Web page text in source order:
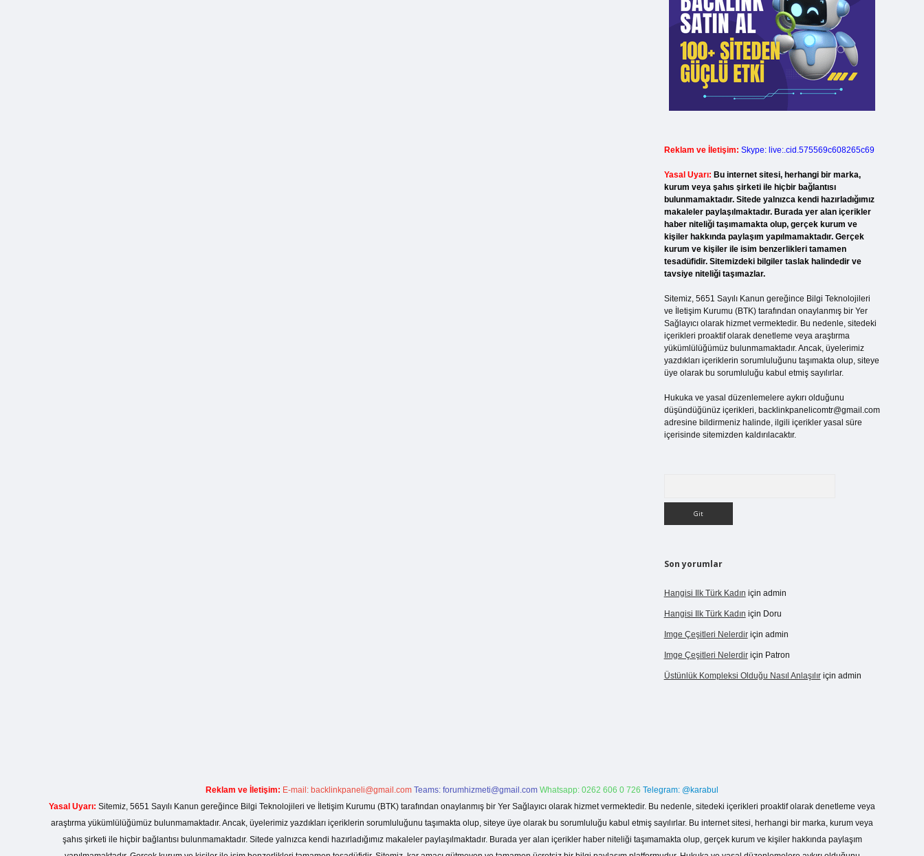
Reklam ve İletişim: Skype: live:.cid.575569c608265c69
Yasal Uyarı: Bu internet sitesi, herhangi bir marka,
kurum veya şahıs şirketi ile hiçbir bağlantısı
bulunmamaktadır. Sitede yalnızca kendi hazırladığımız
makaleler paylaşılmaktadır. Burada yer alan içerikler
haber niteliği taşımamakta olup, gerçek kurum ve
kişiler hakkında paylaşım yapılmamaktadır. Gerçek
kurum ve kişiler ile isim benzerlikleri tamamen
tesadüfidir. Sitemizdeki bilgiler taslak halindedir ve
tavsiye niteliği taşımazlar.
Sitemiz, 5651 Sayılı Kanun gereğince Bilgi Teknolojileri
ve İletişim Kurumu (BTK) tarafından onaylanmış bir Yer
Sağlayıcı olarak hizmet vermektedir. Bu nedenle, sitedeki
içerikleri proaktif olarak denetleme veya araştırma
yükümlülüğümüz bulunmamaktadır. Ancak, üyelerimiz
yazdıkları içeriklerin sorumluluğunu taşımakta olup, siteye
üye olarak bu sorumluluğu kabul etmiş sayılırlar.
Hukuka ve yasal düzenlemelere aykırı olduğunu
düşündüğünüz içerikleri, backlinkpanelicomtr@gmail.com
adresine bildirmeniz halinde, ilgili içerikler yasal süre
içerisinde sitemizden kaldırılacaktır.
Son yorumlar
Hangisi Ilk Türk Kadın için admin
Hangisi Ilk Türk Kadın için Doru
Imge Çeşitleri Nelerdiriçin admin
Imge Çeşitleri Nelerdiriçin Patron
Üstünlük Kompleksi Olduğu Nasıl Anlaşılıriçin admin
Reklam ve İletişim: E-mail: backlinkpaneli@gmail.com Teams: forumhizmeti@gmail.com Whatsapp: 0262 606 0 726 Telegram: @karabul
Yasal Uyarı: Sitemiz, 5651 Sayılı Kanun gereğince Bilgi Teknolojileri ve İletişim Kurumu (BTK) tarafından onaylanmış bir Yer Sağlayıcı olarak hizmet vermektedir. Bu nedenle, sitedeki içerikleri proaktif olarak denetleme veya
araştırma yükümlülüğümüz bulunmamaktadır. Ancak, üyelerimiz yazdıkları içeriklerin sorumluluğunu taşımakta olup, siteye üye olarak bu sorumluluğu kabul etmiş sayılırlar. Bu internet sitesi, herhangi bir marka, kurum veya
şahıs şirketi ile hiçbir bağlantısı bulunmamaktadır. Sitede yalnızca kendi hazırladığımız makaleler paylaşılmaktadır. Burada yer alan içerikler haber niteliği taşımamakta olup, gerçek kurum ve kişiler hakkında paylaşım